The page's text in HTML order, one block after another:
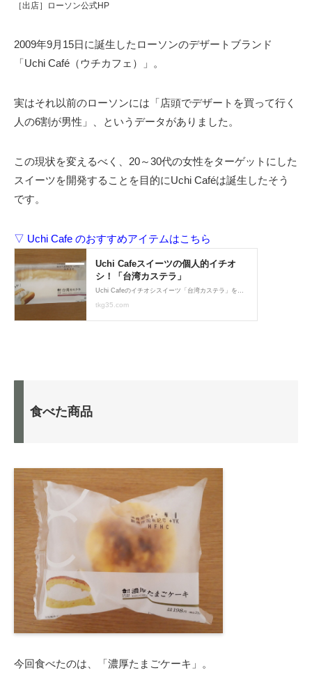
［出店］ローソン公式HP
2009年9月15日に誕生したローソンのデザートブランド
「Uchi Café（ウチカフェ）」。
実はそれ以前のローソンには「店頭でデザートを買って行く
人の6割が男性」、というデータがありました。
この現状を変えるべく、20～30代の女性をターゲットにした
スイーツを開発することを目的にUchi Caféは誕生したそう
です。
▽ Uchi Cafe のおすすめアイテムはこちら
食べた商品
今回食べたのは、「濃厚たまごケーキ」。